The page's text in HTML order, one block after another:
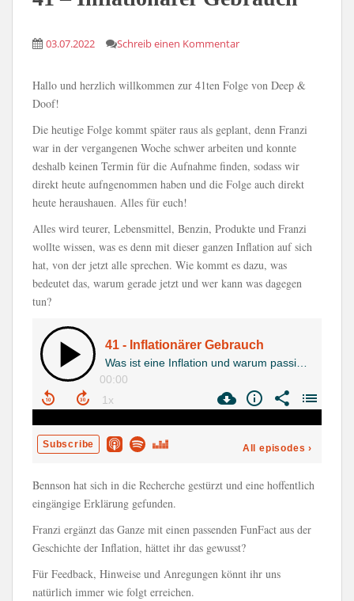
03.07.2022 Schreib einen Kommentar
Hallo und herzlich willkommen zur 41ten Folge von Deep &
Doof!
Die heutige Folge kommt später raus als geplant, denn Franzi
war in der vergangenen Woche schwer arbeiten und konnte
deshalb keinen Termin für die Aufnahme finden, sodass wir
direkt heute aufngenommen haben und die Folge auch direkt
heute heraushauen. Alles für euch!
Alles wird teurer, Lebensmittel, Benzin, Produkte und Franzi
wollte wissen, was es denn mit dieser ganzen Inflation auf sich
hat, von der jetzt alle sprechen. Wie kommt es dazu, was
bedeutet das, warum gerade jetzt und wer kann was dagegen
tun?
Bennson hat sich in die Recherche gestürzt und eine hoffentlich
eingängige Erklärung gefunden.
Franzi ergänzt das Ganze mit einen passenden FunFact aus der
Geschichte der Inflation, hättet ihr das gewusst?
Für Feedback, Hinweise und Anregungen könnt ihr uns
natürlich immer wie folgt erreichen.